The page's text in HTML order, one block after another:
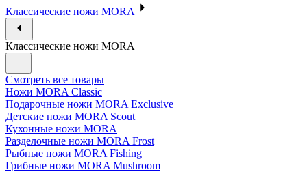
Классические ножи MORA
Классические ножи MORA
Смотреть все товары
Ножи MORA Classic
Подарочные ножи MORA Exclusive
Детские ножи MORA Scout
Кухонные ножи MORA
Разделочные ножи MORA Frost
Рыбные ножи MORA Fishing
Грибные ножи MORA Mushroom